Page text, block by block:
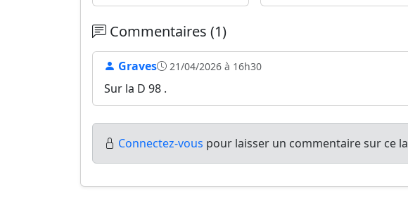
Commentaires (1)
Graves 21/04/2026 à 16h30
Sur la D 98 .
Connectez-vous pour laisser un commentaire sur ce